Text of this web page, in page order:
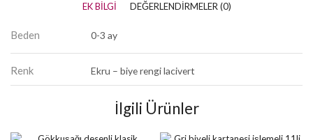
EK BILGI DEĞERLENDIRMELER (0)
Beden 0-3 ay
Renk Ekru – biye rengi lacivert
İlgili Ürünler